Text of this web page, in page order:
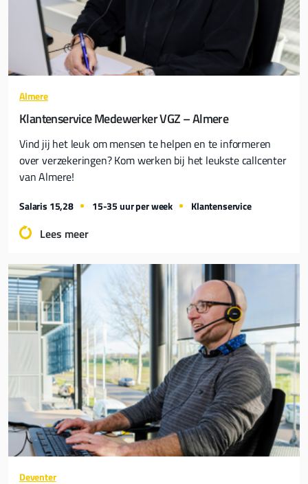
Almere
Klantenservice Medewerker VGZ – Almere
Vind jij het leuk om mensen te helpen en te informeren
over verzekeringen? Kom werken bij het leukste callcenter
van Almere!
Salaris 15,28 15-35 uur per week Klantenservice
Lees meer
Deventer